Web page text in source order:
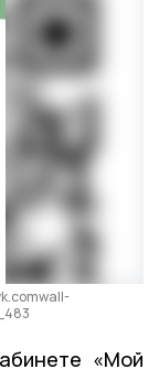
«Мой